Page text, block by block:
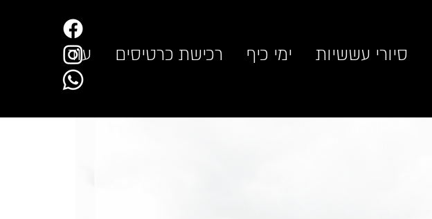
סיורי עששיות ימי כיף רכישת כרטיסים עוד